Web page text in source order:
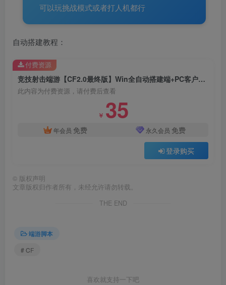
可以玩挑战模式或者打人机都行
自动搭建教程：
竞技射击端游【CF2.0最终版】Win全自动搭建端+PC客户端+GM工具+网页注册+网页后台+详细搭建教程
此内容为付费资源，请付费后查看
￥ 35
年会员 免费 永久会员 免费
登录购买
付费资源
© 版权声明
文章版权归作者所有，未经允许请勿转载。
THE END
端游脚本
# CF
喜欢就支持一下吧